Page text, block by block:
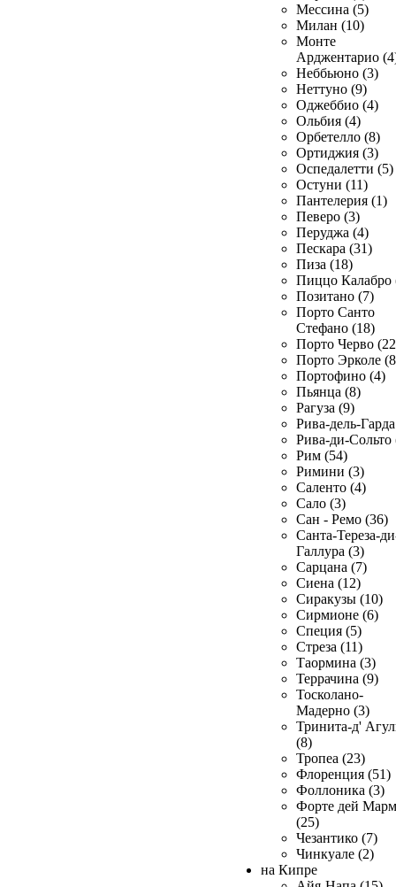
Мессина (5)
Милан (10)
Монте
Арджентарио
Неббьюно (3)
Неттуно (9)
Оджеббио (4)
Ольбия (4)
Орбетелло (8)
Ортиджия (3)
Оспедалетти (5)
Остуни (11)
Пантелерия (1)
Певеро (3)
Перуджа (4)
Пескара (31)
Пиза (18)
Пиццо Калабро
Позитано (7)
Порто Санто
Стефано (18)
Порто Черво
Порто Эрколе
Портофино (4)
Пьянца (8)
Рагуза (9)
Рива-дель-
Рива-ди-Сольто
Рим (54)
Римини (3)
Саленто (4)
Сало (3)
Сан - Ремо (36)
Санта-Тереза-
Галлура (3)
Сарцана (7)
Сиена (12)
Сиракузы (10)
Сирмионе (6)
Специя (5)
Стреза (11)
Таормина (3)
Террачина (9)
Тосколано-
Мадерно (3)
Тринита-д'
(8)
Тропеа (23)
Флоренция (51)
Фоллоника (3)
Форте дей
(25)
Чезантико (7)
Чинкуале (2)
на Кипре